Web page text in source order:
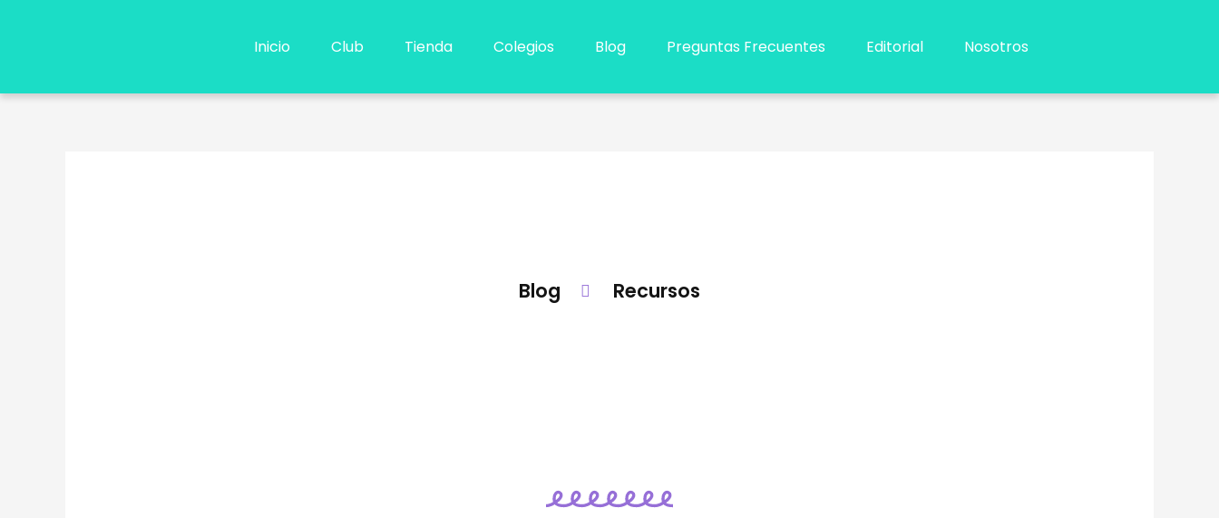
Inicio Club Tienda Colegios Blog Preguntas Frecuentes Editorial Nosotros
Blog Recursos